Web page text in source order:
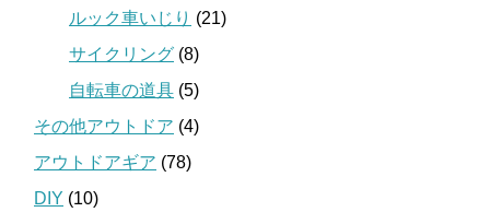
ルック車いじり (21)
サイクリング (8)
自転車の道具 (5)
その他アウトドア (4)
アウトドアギア (78)
DIY (10)